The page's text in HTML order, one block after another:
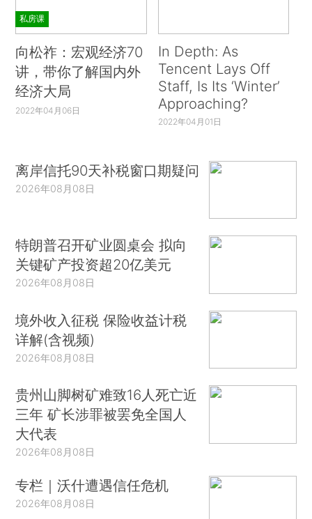
私房课
向松祚：宏观经济70
讲，带你了解国内外
经济大局
2022年04月06日
In Depth: As
Tencent Lays Off
Staff, Is Its ‘Winter’
Approaching?
2022年04月01日
离岸信托90天补税窗口期疑问
2026年08月08日
特朗普召开矿业圆桌会 拟向
关键矿产投资超20亿美元
2026年08月08日
境外收入征税 保险收益计税
详解(含视频)
2026年08月08日
贵州山脚树矿难致16人死亡近
三年 矿长涉罪被罢免全国人
大代表
2026年08月08日
专栏｜沃什遭遇信任危机
2026年08月08日